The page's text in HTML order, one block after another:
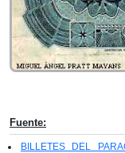
Fuente:
BILLETES DEL